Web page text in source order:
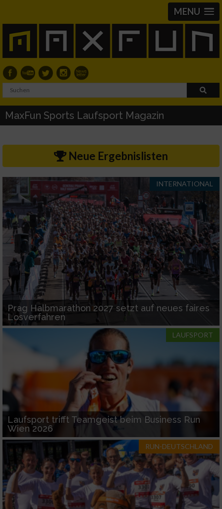
MENU
MaxFun Sports Laufsport Magazin
Neue Ergebnislisten
INTERNATIONAL
Prag Halbmarathon 2027 setzt auf neues faires
Losverfahren
LAUFSPORT
Laufsport trifft Teamgeist beim Business Run
Wien 2026
RUN-DEUTSCHLAND